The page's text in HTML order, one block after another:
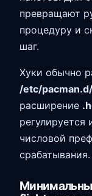
превращают
процедуру и
шаг.
Хуки обычно
/etc/
расширение
регулируется
числовой
срабатывания.